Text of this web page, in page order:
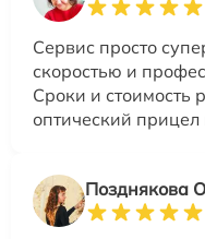
Сервис просто
скоростью и
Сроки и стоимость
оптический
Позднякова